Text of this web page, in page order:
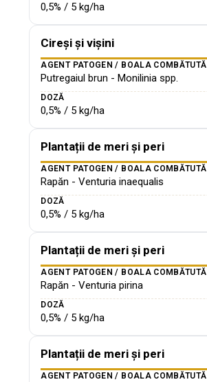
0,5% / 5 kg/ha
Cireși și vișini
AGENT PATOGEN / BOALA COMBĂTUTĂ
Putregaiul brun - Monilinia spp.
DOZĂ
0,5% / 5 kg/ha
Plantații de meri și peri
AGENT PATOGEN / BOALA COMBĂTUTĂ
Rapăn - Venturia inaequalis
DOZĂ
0,5% / 5 kg/ha
Plantații de meri și peri
AGENT PATOGEN / BOALA COMBĂTUTĂ
Rapăn - Venturia pirina
DOZĂ
0,5% / 5 kg/ha
Plantații de meri și peri
AGENT PATOGEN / BOALA COMBĂTUTĂ